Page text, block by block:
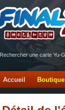
Rechercher une carte Yu-
Accueil